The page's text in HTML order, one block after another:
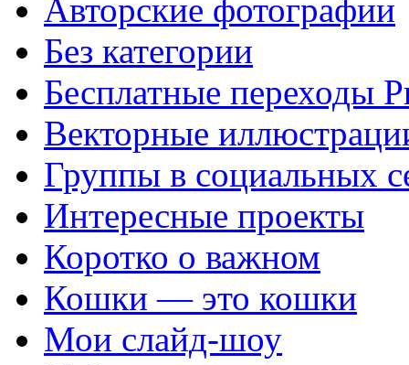
Авторские фотографии
Без категории
Бесплатные переходы
Векторные
Группы в социальных
Интересные проекты
Коротко о важном
Кошки — это кошки
Мои слайд-шоу